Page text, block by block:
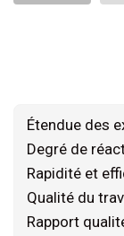
Étendue des
Degré de
Rapidité et
Qualité du
Rapport